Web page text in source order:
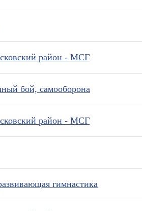
район - МСГ
бой, самооборона
район - МСГ
гимнастика